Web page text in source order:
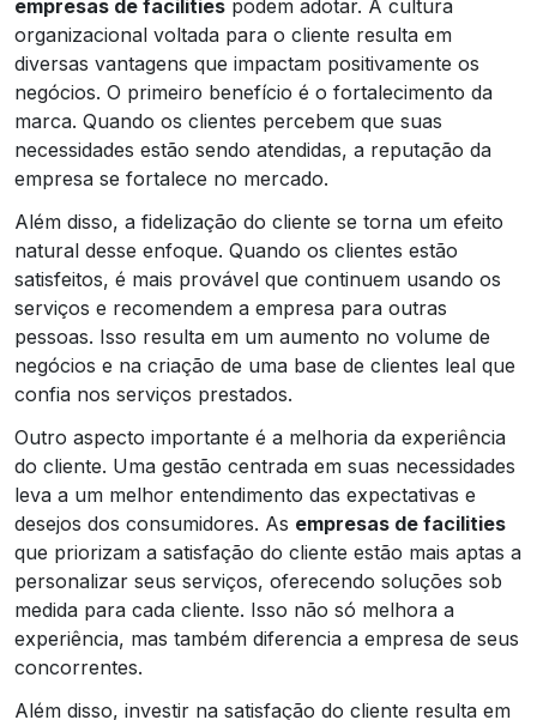
empresas de facilities podem adotar. A cultura
organizacional voltada para o cliente resulta em
diversas vantagens que impactam positivamente os
negócios. O primeiro benefício é o fortalecimento da
marca. Quando os clientes percebem que suas
necessidades estão sendo atendidas, a reputação da
empresa se fortalece no mercado.
Além disso, a fidelização do cliente se torna um efeito
natural desse enfoque. Quando os clientes estão
satisfeitos, é mais provável que continuem usando os
serviços e recomendem a empresa para outras
pessoas. Isso resulta em um aumento no volume de
negócios e na criação de uma base de clientes leal que
confia nos serviços prestados.
Outro aspecto importante é a melhoria da experiência
do cliente. Uma gestão centrada em suas necessidades
leva a um melhor entendimento das expectativas e
desejos dos consumidores. As empresas de facilities
que priorizam a satisfação do cliente estão mais aptas a
personalizar seus serviços, oferecendo soluções sob
medida para cada cliente. Isso não só melhora a
experiência, mas também diferencia a empresa de seus
concorrentes.
Além disso, investir na satisfação do cliente resulta em